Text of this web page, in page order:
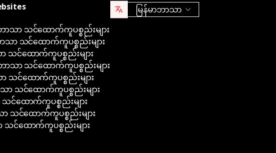
သာ သင်ထောက်ကူပစ္စည်းများ
သာ သင်ထောက်ကူပစ္စည်းများ
သင်ထောက်ကူပစ္စည်းများ
သာ သင်ထောက်ကူပစ္စည်းများ
သင်ထောက်ကူပစ္စည်းများ
သင်ထောက်ကူပစ္စည်းများ
င်ထောက်ကူပစ္စည်းများ
သင်ထောက်ကူပစ္စည်းများ
င်ထောက်ကူပစ္စည်းများ
မြန်မာဘာသာ